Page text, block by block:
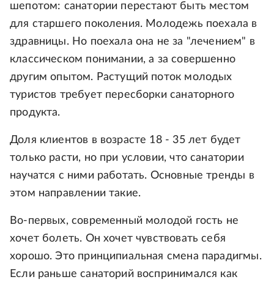
шепотом: санатории перестают быть местом
для старшего поколения. Молодежь поехала в
здравницы. Но поехала она не за "лечением" в
классическом понимании, а за совершенно
другим опытом. Растущий поток молодых
туристов требует пересборки санаторного
продукта.
Доля клиентов в возрасте 18 - 35 лет будет
только расти, но при условии, что санатории
научатся с ними работать. Основные тренды в
этом направлении такие.
Во-первых, современный молодой гость не
хочет болеть. Он хочет чувствовать себя
хорошо. Это принципиальная смена парадигмы.
Если раньше санаторий воспринимался как